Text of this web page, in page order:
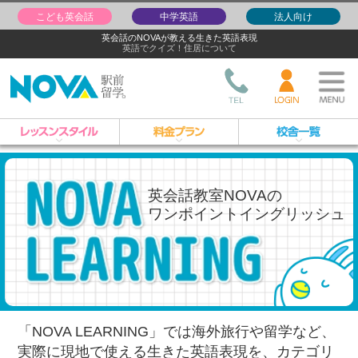
英会話のNOVAが教える生きた英語表現
英語でクイズ！住居について
こども英会話 中学英語 法人向け
英会話教室NOVAの
ワンポイントイングリッシュ
「NOVA LEARNING」では海外旅行や留学など、
実際に現地で使える生きた英語表現を、 カテゴリ